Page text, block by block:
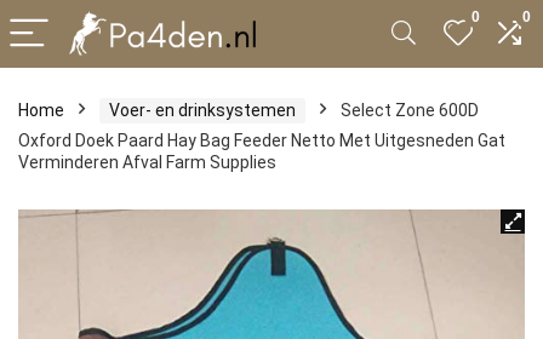
0 0
Home Voer- en drinksystemen
Select Zone 600D
Oxford Doek Paard Hay Bag Feeder Netto Met Uitgesneden Gat
Verminderen Afval Farm Supplies